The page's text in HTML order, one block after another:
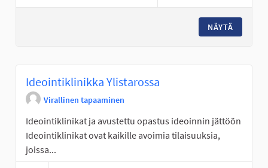
NÄYTÄ
Ideointiklinikka Ylistarossa
Virallinen tapaaminen
Ideointiklinikat ja avustettu opastus ideoinnin jättöön
Ideointiklinikat ovat kaikille avoimia tilaisuuksia,
joissa...